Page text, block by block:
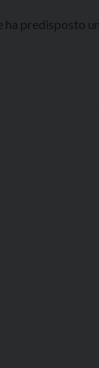
predisposto